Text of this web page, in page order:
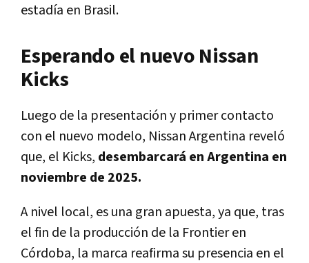
estadía en Brasil.
Esperando el nuevo Nissan
Kicks
Luego de la presentación y primer contacto
con el nuevo modelo, Nissan Argentina reveló
que, el Kicks, desembarcará en Argentina en
noviembre de 2025.
A nivel local, es una gran apuesta, ya que, tras
el fin de la producción de la Frontier en
Córdoba, la marca reafirma su presencia en el